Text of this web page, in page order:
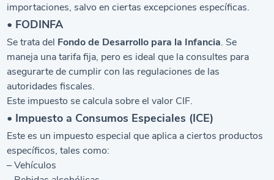
importaciones, salvo en ciertas excepciones específicas.
• FODINFA
Se trata del Fondo de Desarrollo para la Infancia. Se
maneja una tarifa fija, pero es ideal que la consultes para
asegurarte de cumplir con las regulaciones de las
autoridades fiscales.
Este impuesto se calcula sobre el valor CIF.
• Impuesto a Consumos Especiales (ICE)
Este es un impuesto especial que aplica a ciertos productos
específicos, tales como:
– Vehículos